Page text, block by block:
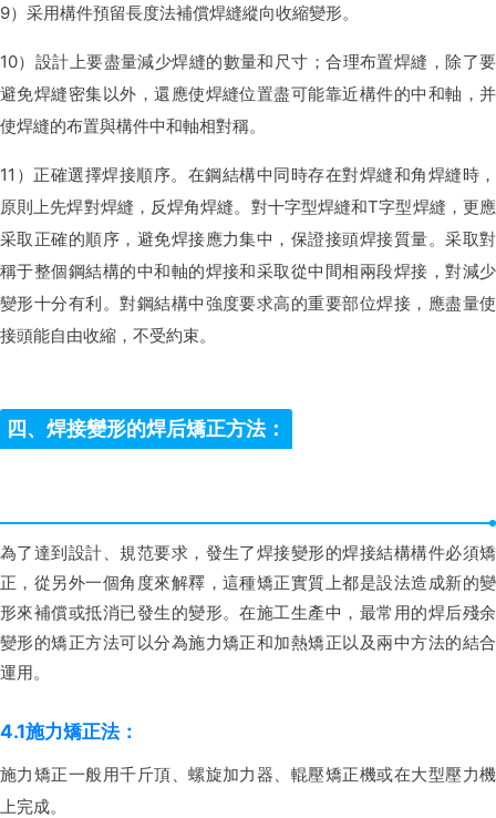
9）采用構件預留長度法補償焊縫縱向收縮變形。
10）設計上要盡量減少焊縫的數量和尺寸；合理布置焊縫，除了要
避免焊縫密集以外，還應使焊縫位置盡可能靠近構件的中和軸，并
使焊縫的布置與構件中和軸相對稱。
11）正確選擇焊接順序。在鋼結構中同時存在對焊縫和角焊縫時，
原則上先焊對焊縫，反焊角焊縫。對十字型焊縫和T字型焊縫，更應
采取正確的順序，避免焊接應力集中，保證接頭焊接質量。采取對
稱于整個鋼結構的中和軸的焊接和采取從中間相兩段焊接，對減少
變形十分有利。對鋼結構中強度要求高的重要部位焊接，應盡量使
接頭能自由收縮，不受約束。
四、焊接變形的焊后矯正方法：
為了達到設計、規范要求，發生了焊接變形的焊接結構構件必須矯
正，從另外一個角度來解釋，這種矯正實質上都是設法造成新的變
形來補償或抵消已發生的變形。在施工生產中，最常用的焊后殘余
變形的矯正方法可以分為施力矯正和加熱矯正以及兩中方法的結合
運用。
4.1施力矯正法：
施力矯正一般用千斤頂、螺旋加力器、輥壓矯正機或在大型壓力機
上完成。